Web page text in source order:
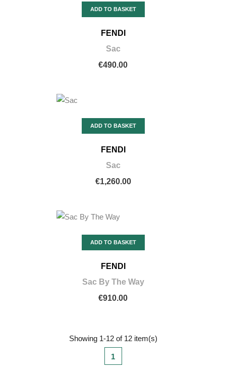
ADD TO BASKET
FENDI
Sac
€490.00
ADD TO BASKET
FENDI
Sac
€1,260.00
ADD TO BASKET
FENDI
Sac By The Way
€910.00
Showing 1-12 of 12 item(s)
1